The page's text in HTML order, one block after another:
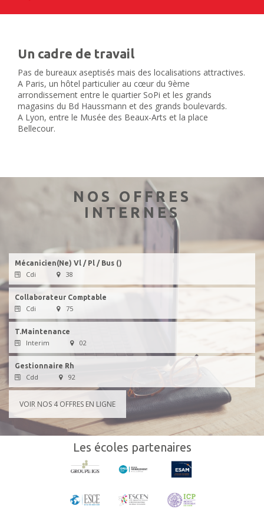
Un cadre de travail
Pas de bureaux aseptisés mais des localisations attractives.
A Paris, un hôtel particulier au cœur du 9ème
arrondissement entre le quartier SoPi et les grands
magasins du Bd Haussmann et des grands boulevards.
A Lyon, entre le Musée des Beaux-Arts et la place
Bellecour.
NOS OFFRES
INTERNES
Mécanicien(Ne) Vl / Pl / Bus ()
Cdi 38
Collaborateur Comptable
Cdi 75
T.Maintenance
Interim 02
Gestionnaire Rh
Cdd 92
VOIR NOS 4OFFRES EN LIGNE
Les écoles partenaires